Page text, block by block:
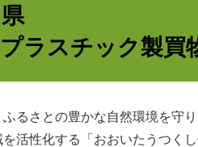
県
ラスチック製買
るさとの豊かな自然環境を守
を活性化する「おおいたうつく